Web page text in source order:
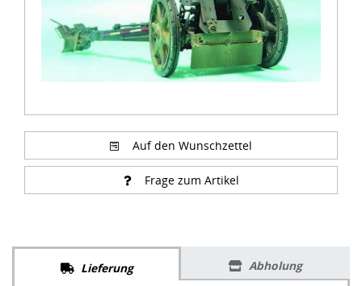
Auf den Wunschzettel
Frage zum Artikel
Lieferung Abholung